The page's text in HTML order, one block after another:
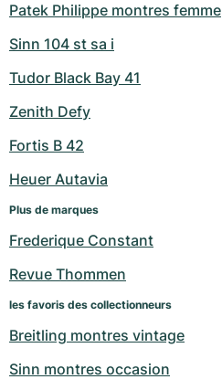
Patek Philippe montres femme
Sinn 104 st sa i
Tudor Black Bay 41
Zenith Defy
Fortis B 42
Heuer Autavia
Plus de marques
Frederique Constant
Revue Thommen
les favoris des collectionneurs
Breitling montres vintage
Sinn montres occasion